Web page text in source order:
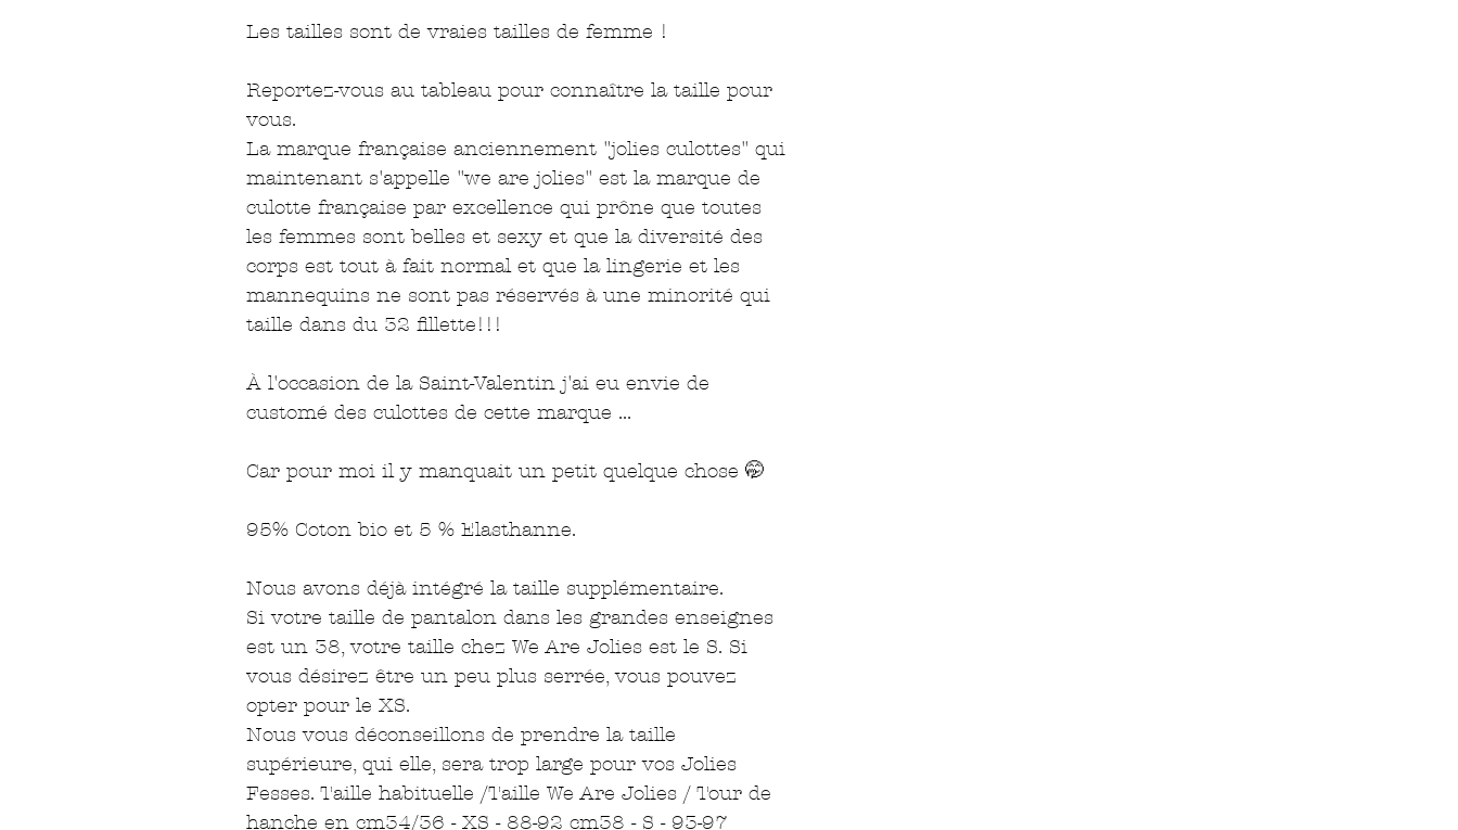
Les tailles sont de vraies tailles de femme !
Reportez-vous au tableau pour connaître la taille pour
vous.
La marque française anciennement "jolies culottes" qui
maintenant s'appelle "we are jolies" est la marque de
culotte française par excellence qui prône que toutes
les femmes sont belles et sexy et que la diversité des
corps est tout à fait normal et que la lingerie et les
mannequins ne sont pas réservés à une minorité qui
taille dans du 32 fillette!!!
À l'occasion de la Saint-Valentin j'ai eu envie de
customé des culottes de cette marque ...
Car pour moi il y manquait un petit quelque chose 🤭
95% Coton bio et 5 % Elasthanne.
Nous avons déjà intégré la taille supplémentaire.
Si votre taille de pantalon dans les grandes enseignes
est un 38, votre taille chez We Are Jolies est le S. Si
vous désirez être un peu plus serrée, vous pouvez
opter pour le XS.
Nous vous déconseillons de prendre la taille
supérieure, qui elle, sera trop large pour vos Jolies
Fesses. Taille habituelle /Taille We Are Jolies / Tour de
hanche en cm34/36 - XS - 88-92 cm38 - S - 93-97